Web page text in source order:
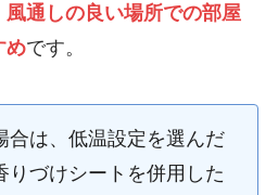
風通しの良い場所での部屋
めです。
合は、低温設定を選んだ
りづけシートを併用した